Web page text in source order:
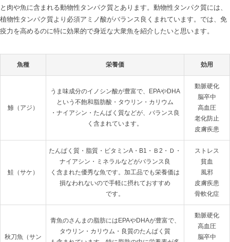
と肉や魚に含まれる動物性タンパク質とあります。動物性タンパク質には、
植物性タンパク質より必須アミノ酸がバランス良くまれています。では、免
疫力を高めるのに特に効果的で身近な大衆魚を紹介したいと思います。
魚種 栄養価 効用
鯵（アジ）
うま味成分のイノシン酸が豊富で、EPAやDHA
という不飽和脂肪酸・タウリン・カリウム
・ナイアシン・たんぱく質などが、バランス良
く含まれています。
動脈硬化
脳卒中
高血圧
老化防止
皮膚疾患
鮭（サケ）
たんぱく質・脂質・ビタミンA・B1・Ｂ2・Ｄ・
ナイアシン・ミネラルなどがバランス良
く含まれた優秀な魚です。加工品でも栄養価は
損なわれないので手軽に摂れておすすめ
です。
ストレス
貧血
風邪
皮膚疾患
骨軟化症
秋刀魚（サン
青魚のさんまの脂肪にはEPAやDHAが豊富で、
タウリン・カリウム・良質のたんぱく質
動脈硬化
高血圧
脳卒中